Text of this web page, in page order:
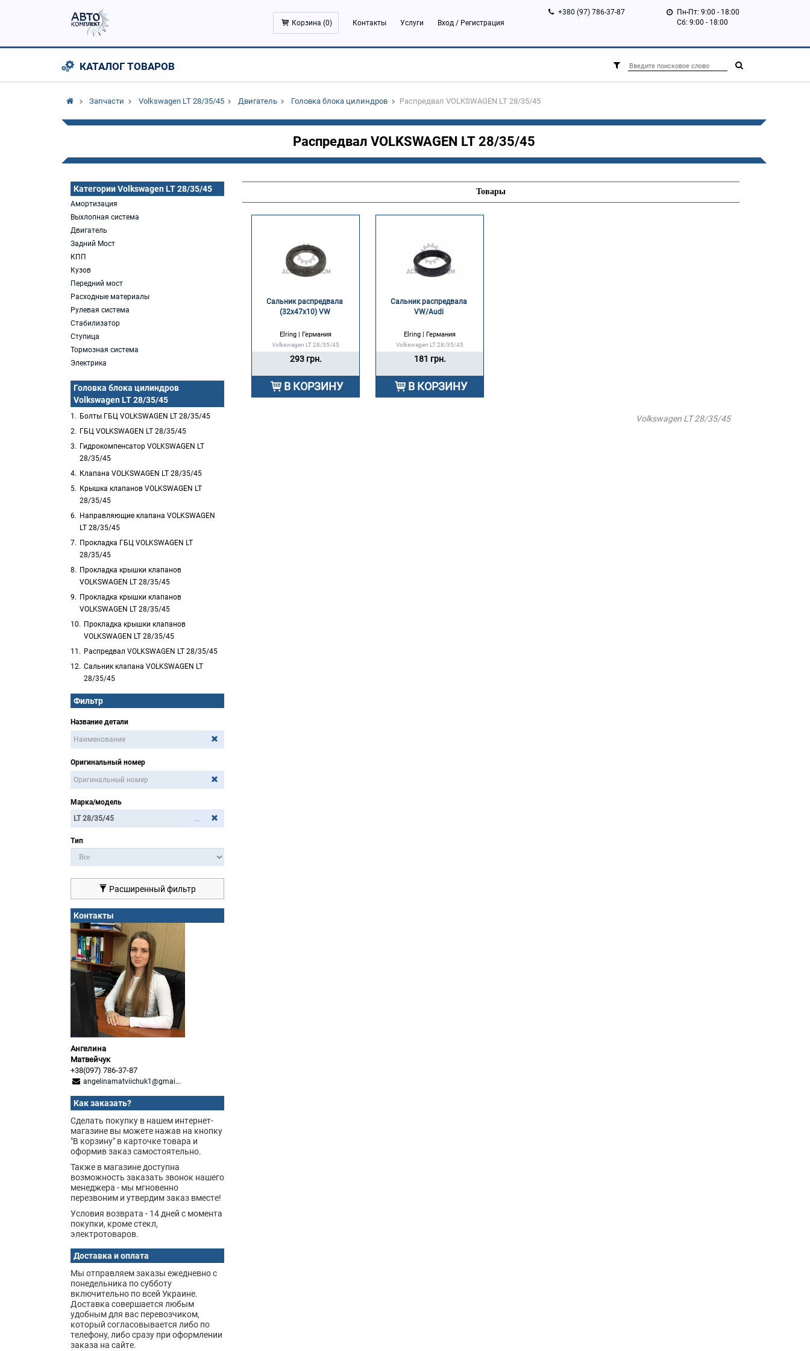
Корзина (0) Контакты Услуги Вход / Регистрация
+380 (97) 786-37-87
Пн-Пт: 9:00 - 18:00
Сб: 9:00 - 18:00
КАТАЛОГ ТОВАРОВ
Запчасти Volkswagen LT 28/35/45 Двигатель Головка блока цилиндров Распредвал VOLKSWAGEN LT 28/35/45
Распредвал VOLKSWAGEN LT 28/35/45
Категории Volkswagen LT 28/35/45
Амортизация
Выхлопная система
Двигатель
Задний Мост
КПП
Кузов
Передний мост
Расходные материалы
Рулевая система
Стабилизатор
Ступица
Тормозная система
Электрика
Головка блока цилиндров
Volkswagen LT 28/35/45
Болты ГБЦ VOLKSWAGEN LT 28/35/45
ГБЦ VOLKSWAGEN LT 28/35/45
Гидрокомпенсатор VOLKSWAGEN LT
28/35/45
Клапана VOLKSWAGEN LT 28/35/45
Крышка клапанов VOLKSWAGEN LT
28/35/45
Направляющие клапана VOLKSWAGEN
LT 28/35/45
Прокладка ГБЦ VOLKSWAGEN LT
28/35/45
Прокладка крышки клапанов
VOLKSWAGEN LT 28/35/45
Прокладка крышки клапанов
VOLKSWAGEN LT 28/35/45
Прокладка крышки клапанов
VOLKSWAGEN LT 28/35/45
Распредвал VOLKSWAGEN LT 28/35/45
Сальник клапана VOLKSWAGEN LT
28/35/45
Фильтр
Название детали
Оригинальный номер
Марка/модель
...
Тип
Расширенный фильтр
Контакты
Ангелина
Матвейчук
+38(097) 786-37-87
angelinamatviichuk1@gmail.com
Как заказать?
Сделать покупку в нашем интернет-
магазине вы можете нажав на кнопку
"В корзину" в карточке товара и
оформив заказ самостоятельно.
Также в магазине доступна
возможность заказать звонок нашего
менеджера - мы мгновенно
перезвоним и утвердим заказ вместе!
Условия возврата - 14 дней с момента
покупки, кроме стекл,
электротоваров.
Доставка и оплата
Мы отправляем заказы ежедневно с
понедельника по субботу
включительно по всей Украине.
Доставка совершается любым
удобным для вас перевозчиком,
который согласовывается либо по
телефону, либо сразу при оформлении
заказа на сайте.
Товары
Сальник распредвала
(32х47х10) VW
Elring | Германия
Volkswagen LT 28/35/45
293 грн.
В КОРЗИНУ
Сальник распредвала
VW/Audi
Elring | Германия
Volkswagen LT 28/35/45
181 грн.
В КОРЗИНУ
Volkswagen LT 28/35/45